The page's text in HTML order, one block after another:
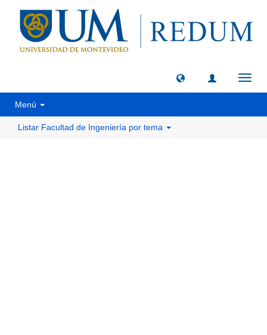
Menú
Listar Facultad de Ingeniería por tema